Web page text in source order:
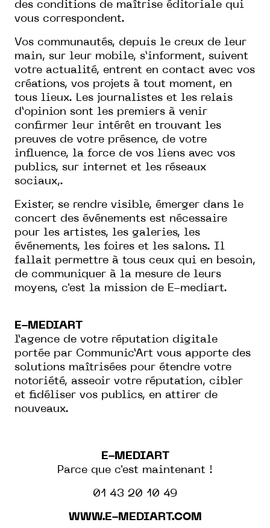
des conditions de maîtrise éditoriale qui
vous correspondent.
Vos communautés, depuis le creux de leur
main, sur leur mobile, s’informent, suivent
votre actualité, entrent en contact avec vos
créations, vos projets à tout moment, en
tous lieux. Les journalistes et les relais
d’opinion sont les premiers à venir
confirmer leur intérêt en trouvant les
preuves de votre présence, de votre
influence, la force de vos liens avec vos
publics, sur internet et les réseaux
sociaux,.
Exister, se rendre visible, émerger dans le
concert des événements est nécessaire
pour les artistes, les galeries, les
événements, les foires et les salons. Il
fallait permettre à tous ceux qui en besoin,
de communiquer à la mesure de leurs
moyens, c'est la mission de E-mediart.
E-MEDIART
l’agence de votre réputation digitale
portée par Communic’Art vous apporte des
solutions maîtrisées pour étendre votre
notoriété, asseoir votre réputation, cibler
et fidéliser vos publics, en attirer de
nouveaux.
E-MEDIART
Parce que c'est maintenant !
01 43 20 10 49
WWW.E-MEDIART.COM